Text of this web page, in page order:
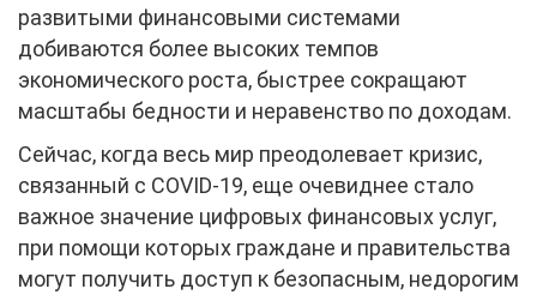
развитыми финансовыми системами
добиваются более высоких темпов
экономического роста, быстрее сокращают
масштабы бедности и неравенство по доходам.
Сейчас, когда весь мир преодолевает кризис,
связанный с COVID-19, еще очевиднее стало
важное значение цифровых финансовых услуг,
при помощи которых граждане и правительства
могут получить доступ к безопасным, недорогим